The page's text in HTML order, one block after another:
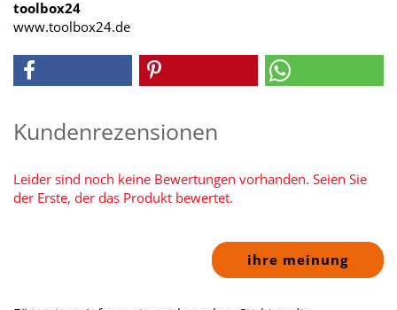
toolbox24
www.toolbox24.de
Kundenrezensionen
Leider sind noch keine Bewertungen vorhanden. Seien Sie
der Erste, der das Produkt bewertet.
ihre meinung